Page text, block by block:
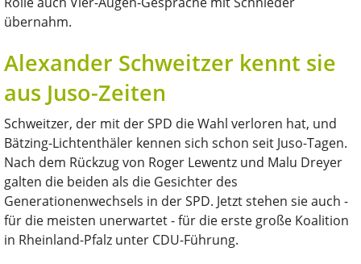
übernahm.
Alexander Schweitzer kennt sie
aus Juso-Zeiten
Schweitzer, der mit der SPD die Wahl verloren hat, und
Bätzing-Lichtenthäler kennen sich schon seit Juso-Tagen.
Nach dem Rückzug von Roger Lewentz und Malu Dreyer
galten die beiden als die Gesichter des
Generationenwechsels in der SPD. Jetzt stehen sie auch -
für die meisten unerwartet - für die erste große Koalition
in Rheinland-Pfalz unter CDU-Führung.